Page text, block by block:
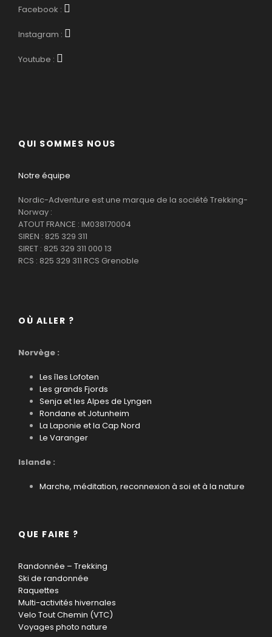
Facebook :
Instagram :
Youtube :
QUI SOMMES NOUS
Notre équipe
Nordic-Adventure est une marque de la société Trekking-
Norway :
ATOUT FRANCE : IM038170004
SIREN : 825 329 311
SIRET : 825 329 311 000 13
RCS : 825 329 311 RCS Grenoble
OÙ ALLER ?
Norvège :
Les îles Lofoten
Les grands Fjords
Senja et les Alpes de Lyngen
Rondane et Jotunheim
La Laponie et la Cap Nord
Le Varanger
Islande :
Marche, méditation, reconnexion à soi et à la nature
QUE FAIRE ?
Randonnée – Trekking
Ski de randonnée
Raquettes
Multi-activités hivernales
Velo Tout Chemin (VTC)
Voyages photo nature